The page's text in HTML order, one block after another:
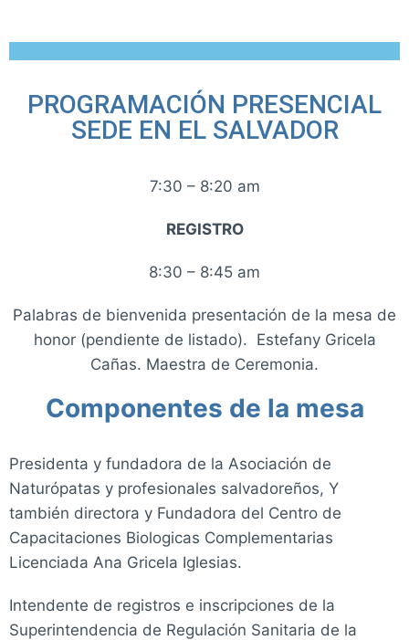
PROGRAMACIÓN PRESENCIAL
SEDE EN EL SALVADOR
7:30 – 8:20 am
REGISTRO
8:30 – 8:45 am
Palabras de bienvenida presentación de la mesa de
honor (pendiente de listado). Estefany Gricela
Cañas. Maestra de Ceremonia.
Componentes de la mesa
Presidenta y fundadora de la Asociación de
Naturópatas y profesionales salvadoreños, Y
también directora y Fundadora del Centro de
Capacitaciones Biologicas Complementarias
Licenciada Ana Gricela Iglesias.
Intendente de registros e inscripciones de la
Superintendencia de Regulación Sanitaria de la